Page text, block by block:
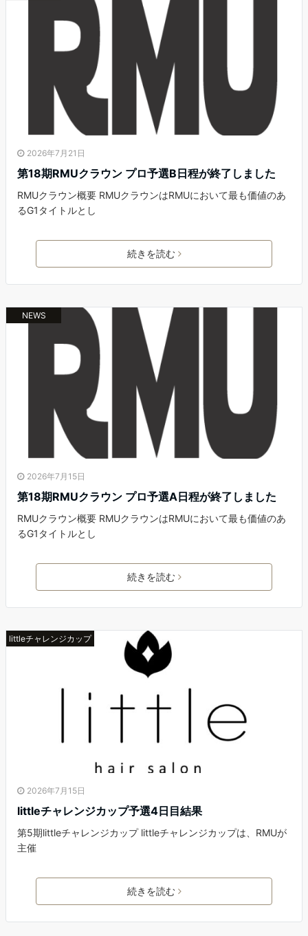
2026年7月21日
第18期RMUクラウン プロ予選B日程が終了しました
RMUクラウン概要 RMUクラウンはRMUにおいて最も価値のあ
るG1タイトルとし
続きを読む
NEWS
2026年7月15日
第18期RMUクラウン プロ予選A日程が終了しました
RMUクラウン概要 RMUクラウンはRMUにおいて最も価値のあ
るG1タイトルとし
続きを読む
littleチャレンジカップ
2026年7月15日
littleチャレンジカップ予選4日目結果
第5期littleチャレンジカップ littleチャレンジカップは、RMUが
主催
続きを読む